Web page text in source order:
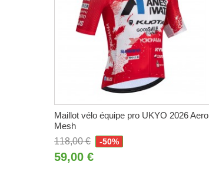
Maillot vélo équipe pro UKYO 2026 Aero
Mesh
118,00 €
-50%
59,00 €